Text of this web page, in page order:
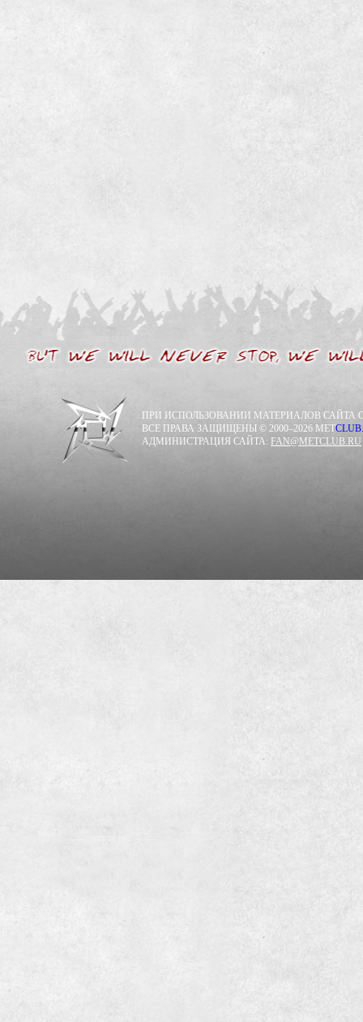
ПРИ ИСПОЛЬЗОВАНИИ МАТЕРИАЛОВ САЙТА
ВСЕ ПРАВА ЗАЩИЩЕНЫ © 2000–2026 METCLUB.
АДМИНИСТРАЦИЯ САЙТА: FAN@METCLUB.RU